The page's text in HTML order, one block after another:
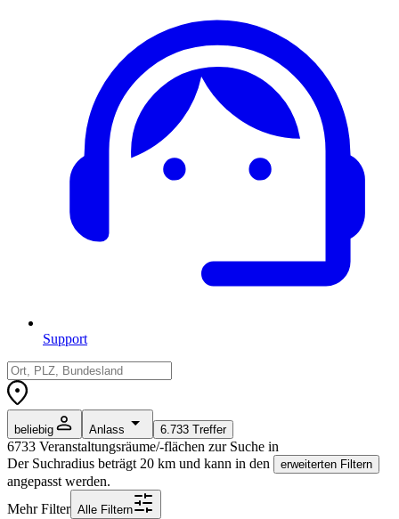
Support
beliebig Anlass 6.733 Treffer
6733 Veranstaltungsräume/-flächen zur Suche in
Der Suchradius beträgt 20 km und kann in den erweiterten Filtern
angepasst werden.
Mehr Filter Alle Filtern